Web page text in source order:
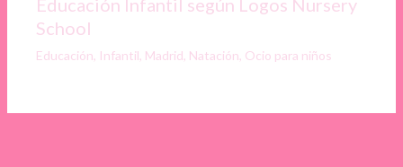
Educación Infantil según Logos Nursery
School
Educación, Infantil, Madrid, Natación, Ocio para niños